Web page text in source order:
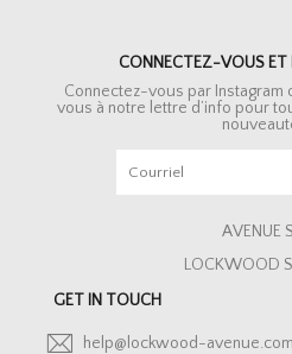
CONNECTEZ-VOUS ET
Connectez-vous par Instagram
vous à notre lettre d’info pour
AVENUE
LOCKWOOD
GET IN TOUCH
help@lockwood-avenue.com